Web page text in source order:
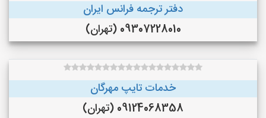
دفتر ترجمه فرانس ایران
09307228010 (تهران)
خدمات تایپ مهرگان
09124068358 (تهران)